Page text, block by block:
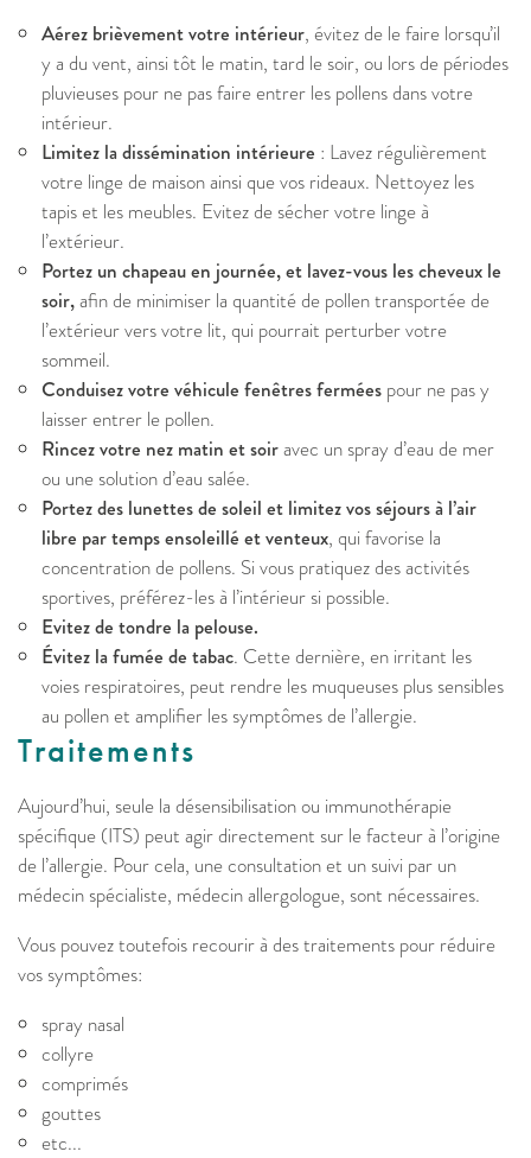
Aérez brièvement votre intérieur, évitez de le faire lorsqu’il
y a du vent, ainsi tôt le matin, tard le soir, ou lors de périodes
pluvieuses pour ne pas faire entrer les pollens dans votre
intérieur.
Limitez la dissémination intérieure : Lavez régulièrement
votre linge de maison ainsi que vos rideaux. Nettoyez les
tapis et les meubles. Evitez de sécher votre linge à
l’extérieur.
Portez un chapeau en journée, et lavez-vous les cheveux le
soir,afin de minimiser la quantité de pollen transportée de
l’extérieur vers votre lit, qui pourrait perturber votre
sommeil.
Conduisez votre véhicule fenêtres fermées pour ne pas y
laisser entrer le pollen.
Rincez votre nez matin et soiravec un spray d’eau de mer
ou une solution d’eau salée.
Portez des lunettes de soleil et limitez vos séjours à l’air
libre par temps ensoleillé et venteux, qui favorise la
concentration de pollens. Si vous pratiquez des activités
sportives, préférez-les à l’intérieur si possible.
Evitez de tondre la pelouse.
Évitez la fumée de tabac. Cette dernière, en irritant les
voies respiratoires, peut rendre les muqueuses plus sensibles
au pollen et amplifier les symptômes de l’allergie.
Traitements
Aujourd’hui, seule la désensibilisation ou immunothérapie
spécifique (ITS) peut agir directement sur le facteur à l’origine
de l’allergie. Pour cela, une consultation et un suivi par un
médecin spécialiste, médecin allergologue, sont nécessaires.
Vous pouvez toutefois recourir à des traitements pour réduire
vos symptômes:
spray nasal
collyre
comprimés
gouttes
etc...